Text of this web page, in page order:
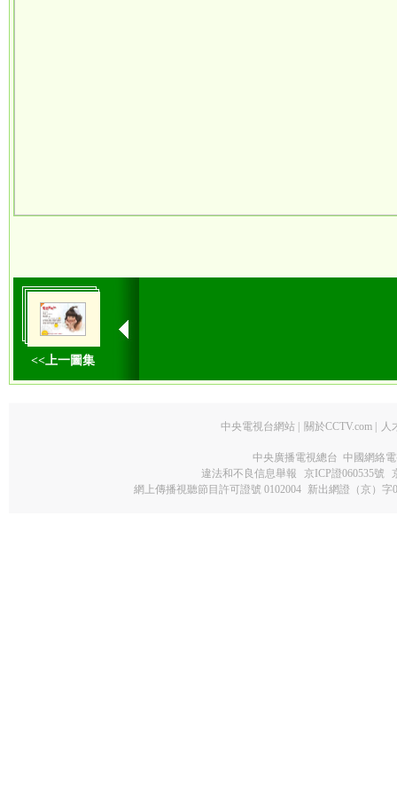
<<上一圖集
中央電視台網站 關於CCTV.com 人
中央廣播電視總台 中國網絡
違法和不良信息舉報
京ICP證060535號
網上傳播視聽節目許可證號 0102004 新出網證（京）